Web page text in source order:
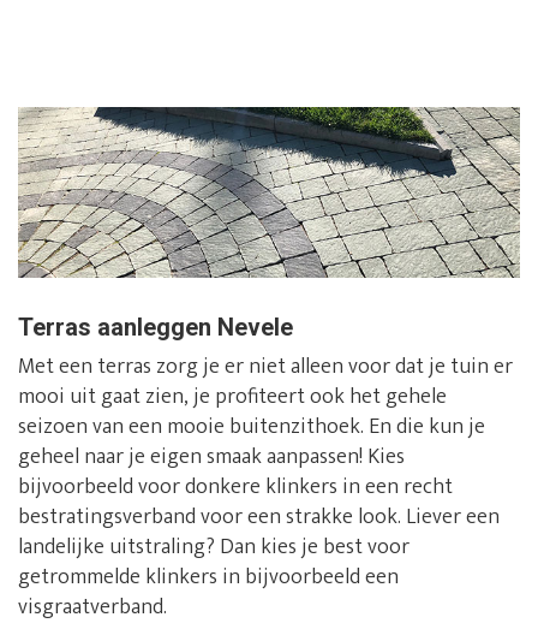
Terras aanleggen Nevele
Met een terras zorg je er niet alleen voor dat je tuin er
mooi uit gaat zien, je profiteert ook het gehele
seizoen van een mooie buitenzithoek. En die kun je
geheel naar je eigen smaak aanpassen! Kies
bijvoorbeeld voor donkere klinkers in een recht
bestratingsverband voor een strakke look. Liever een
landelijke uitstraling? Dan kies je best voor
getrommelde klinkers in bijvoorbeeld een
visgraatverband.